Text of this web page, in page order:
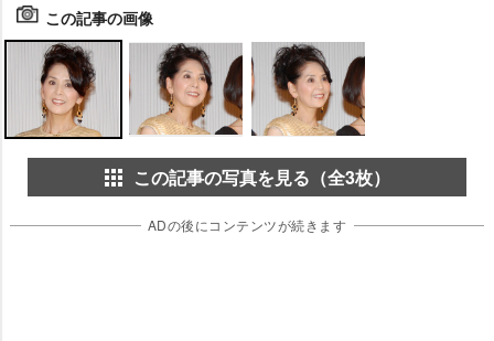
この記事の画像
この記事の写真を見る（全3枚）
ADの後にコンテンツが続きます